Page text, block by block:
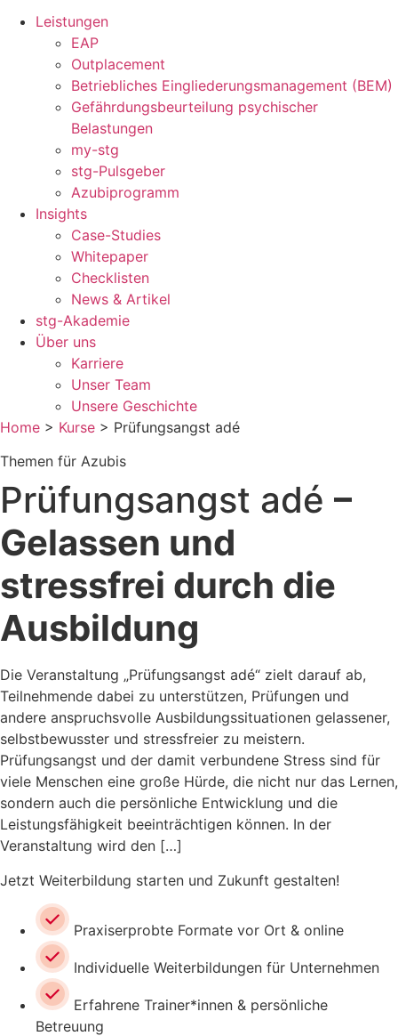
Leistungen
EAP
Outplacement
Betriebliches Eingliederungsmanagement (BEM)
Gefährdungsbeurteilung psychischer
Belastungen
my-stg
stg-Pulsgeber
Azubiprogramm
Insights
Case-Studies
Whitepaper
Checklisten
News & Artikel
stg-Akademie
Über uns
Karriere
Unser Team
Unsere Geschichte
Home > Kurse > Prüfungsangst adé
Themen für Azubis
Prüfungsangst adé –
Gelassen und
stressfrei durch die
Ausbildung
Die Veranstaltung „Prüfungsangst adé“ zielt darauf ab,
Teilnehmende dabei zu unterstützen, Prüfungen und
andere anspruchsvolle Ausbildungssituationen gelassener,
selbstbewusster und stressfreier zu meistern.
Prüfungsangst und der damit verbundene Stress sind für
viele Menschen eine große Hürde, die nicht nur das Lernen,
sondern auch die persönliche Entwicklung und die
Leistungsfähigkeit beeinträchtigen können. In der
Veranstaltung wird den […]
Jetzt Weiterbildung starten und Zukunft gestalten!
Praxiserprobte Formate vor Ort & online
Individuelle Weiterbildungen für Unternehmen
Erfahrene Trainer*innen & persönliche
Betreuung